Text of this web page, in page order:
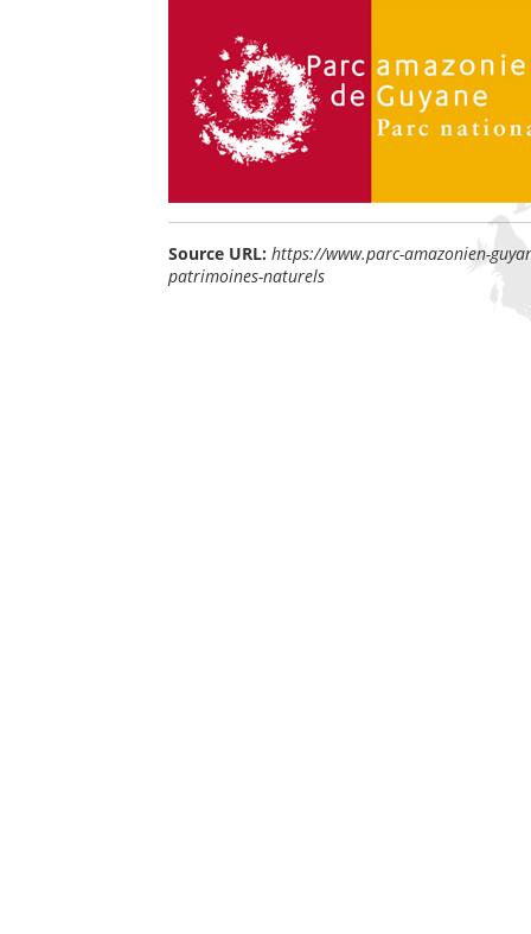
Source URL: https://www.parc-amazonien-
patrimoines-naturels